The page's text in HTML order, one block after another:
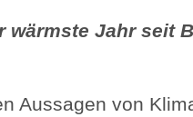
wärmste Jahr seit
Aussagen von